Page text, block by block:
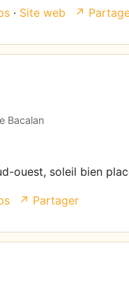
· Site web ↗
Bacalan
ouest, soleil bien
↗ Partager